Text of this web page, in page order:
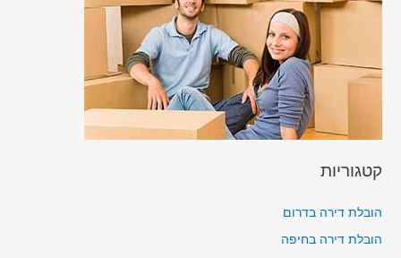
קטגוריות
הובלת דירה בדרום
הובלת דירה בחיפה